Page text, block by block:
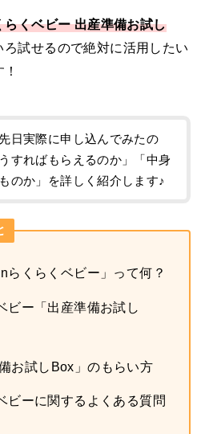
くベビー 出産準備お試し
試せるので絶対に活用したい
日実際に申し込んでみたの
すればもらえるのか」「中身
のか」を詳しく紹介します♪
らくらくベビー」って何？
ビー「出産準備お試し
お試しBox」のもらい方
ビーに関するよくある質問